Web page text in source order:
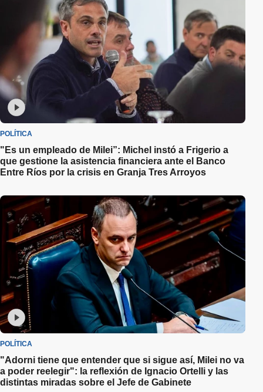
POLÍTICA
"Es un empleado de Milei”: Michel instó a Frigerio a
que gestione la asistencia financiera ante el Banco
Entre Ríos por la crisis en Granja Tres Arroyos
POLÍTICA
"Adorni tiene que entender que si sigue así, Milei no va
a poder reelegir": la reflexión de Ignacio Ortelli y las
distintas miradas sobre el Jefe de Gabinete